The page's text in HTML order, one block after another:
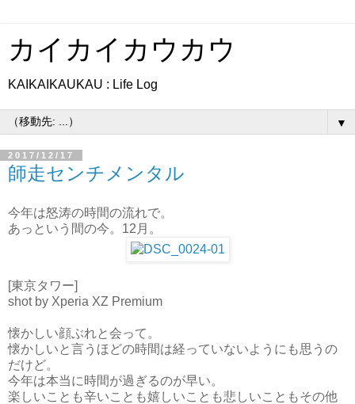
カイカイカウカウ
KAIKAIKAUKAU : Life Log
▼
2017/12/17
師走センチメンタル
今年は怒涛の時間の流れで。
あっという間の今。12月。
[東京タワー]
shot by Xperia XZ Premium
懐かしい顔ぶれと会って。
懐かしいと言うほどの時間は経っていないようにも思うの
だけど。
今年は本当に時間が過ぎるのが早い。
楽しいことも辛いことも嬉しいことも悲しいこともその他